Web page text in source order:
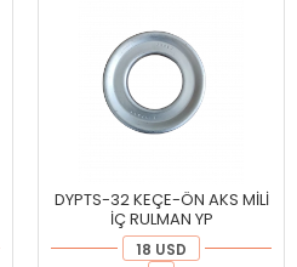
DYPTS-32 KEÇE-ÖN AKS MİLİ
İÇ RULMAN YP
18 USD